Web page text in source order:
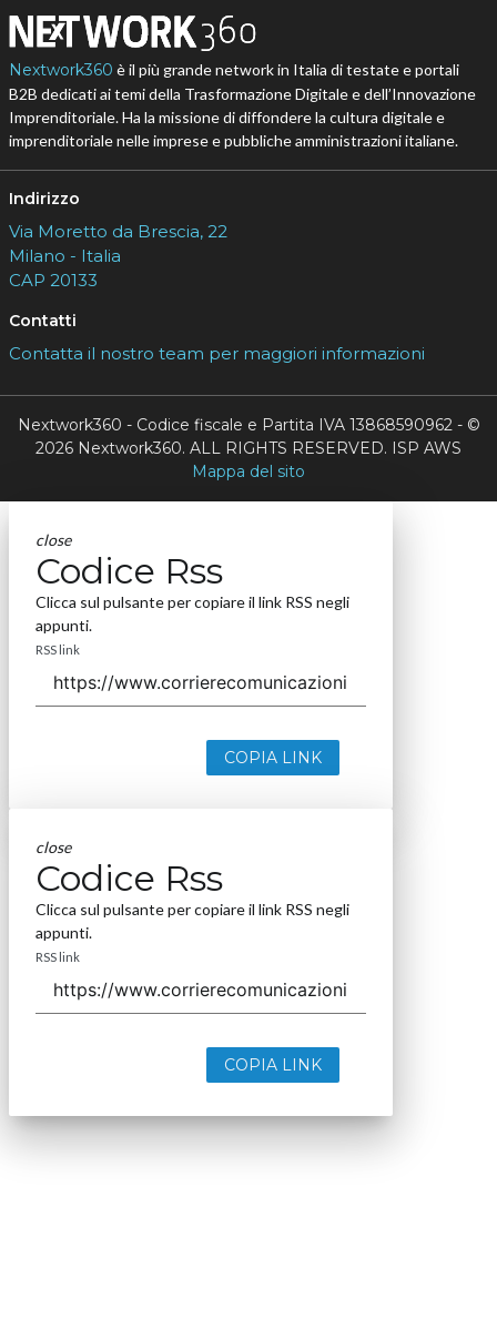
Nextwork360 è il più grande network in Italia di testate e portali
B2B dedicati ai temi della Trasformazione Digitale e dell’Innovazione
Imprenditoriale. Ha la missione di diffondere la cultura digitale e
imprenditoriale nelle imprese e pubbliche amministrazioni italiane.
Indirizzo
Via Moretto da Brescia, 22
Milano - Italia
CAP 20133
Contatti
Contatta il nostro team per maggiori informazioni
Nextwork360 - Codice fiscale e Partita IVA 13868590962 - ©
2026 Nextwork360. ALL RIGHTS RESERVED. ISP AWS
Mappa del sito
close
Codice Rss
Clicca sul pulsante per copiare il link RSS negli
appunti.
RSS link
COPIA LINK
close
Codice Rss
Clicca sul pulsante per copiare il link RSS negli
appunti.
RSS link
COPIA LINK